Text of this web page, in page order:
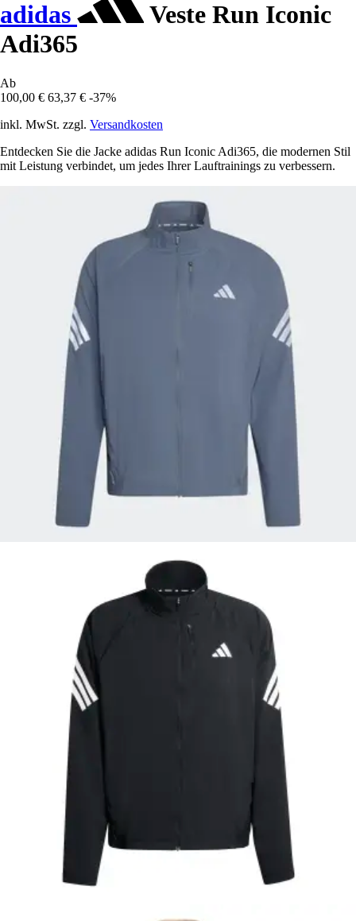
adidas
Veste Run Iconic
Adi365
Ab
100,00 € 63,37 € -37%
inkl. MwSt. zzgl. Versandkosten
Entdecken Sie die Jacke adidas Run Iconic Adi365, die modernen Stil
mit Leistung verbindet, um jedes Ihrer Lauftrainings zu verbessern.